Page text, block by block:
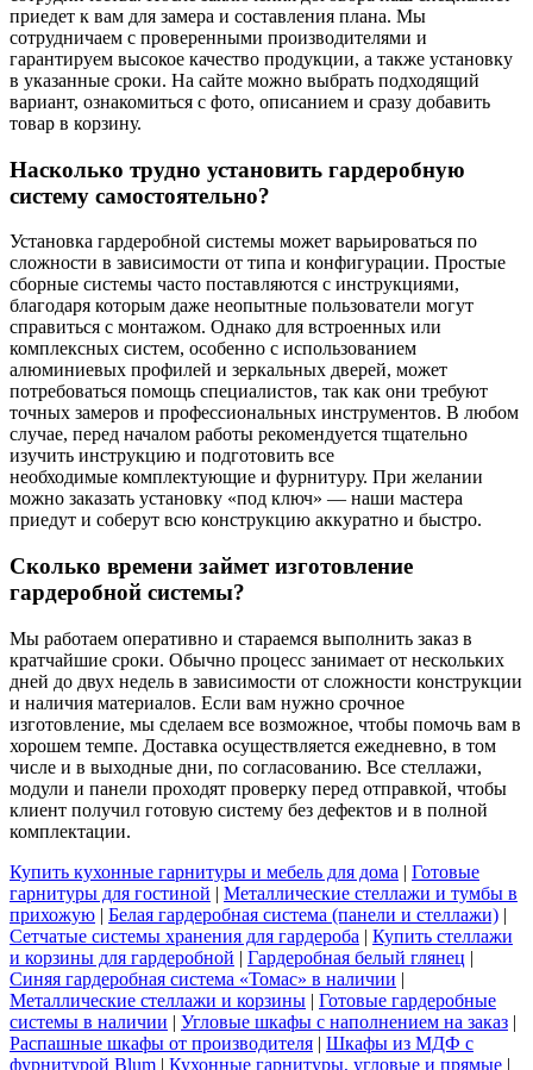
приедет к вам для замера и составления плана. Мы
сотрудничаем с проверенными производителями и
гарантируем высокое качество продукции, а также установку
в указанные сроки. На сайте можно выбрать подходящий
вариант, ознакомиться с фото, описанием и сразу добавить
товар в корзину.
Насколько трудно установить гардеробную
систему самостоятельно?
Установка гардеробной системы может варьироваться по
сложности в зависимости от типа и конфигурации. Простые
сборные системы часто поставляются с инструкциями,
благодаря которым даже неопытные пользователи могут
справиться с монтажом. Однако для встроенных или
комплексных систем, особенно с использованием
алюминиевых профилей и зеркальных дверей, может
потребоваться помощь специалистов, так как они требуют
точных замеров и профессиональных инструментов. В любом
случае, перед началом работы рекомендуется тщательно
изучить инструкцию и подготовить все
необходимые комплектующие и фурнитуру. При желании
можно заказать установку «под ключ» — наши мастера
приедут и соберут всю конструкцию аккуратно и быстро.
Сколько времени займет изготовление
гардеробной системы?
Мы работаем оперативно и стараемся выполнить заказ в
кратчайшие сроки. Обычно процесс занимает от нескольких
дней до двух недель в зависимости от сложности конструкции
и наличия материалов. Если вам нужно срочное
изготовление, мы сделаем все возможное, чтобы помочь вам в
хорошем темпе. Доставка осуществляется ежедневно, в том
числе и в выходные дни, по согласованию. Все стеллажи,
модули и панели проходят проверку перед отправкой, чтобы
клиент получил готовую систему без дефектов и в полной
комплектации.
Купить кухонные гарнитуры и мебель для дома | Готовые
гарнитуры для гостиной | Металлические стеллажи и тумбы в
прихожую | Белая гардеробная система (панели и стеллажи) |
Сетчатые системы хранения для гардероба | Купить стеллажи
и корзины для гардеробной | Гардеробная белый глянец |
Синяя гардеробная система «Томас» в наличии |
Металлические стеллажи и корзины | Готовые гардеробные
системы в наличии | Угловые шкафы с наполнением на заказ |
Распашные шкафы от производителя | Шкафы из МДФ с
фурнитурой Blum | Кухонные гарнитуры, угловые и прямые |